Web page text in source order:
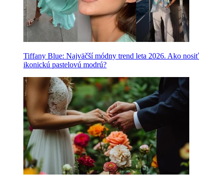
Tiffany Blue: Najväčší módny trend leta 2026. Ako nosiť
ikonickú pastelovú modrú?